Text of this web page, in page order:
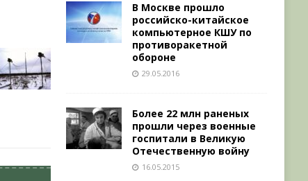
В Москве прошло
российско-китайское
компьютерное КШУ по
противоракетной
обороне
29.05.2016
Более 22 млн раненых
прошли через военные
госпитали в Великую
Отечественную войну
16.05.2015